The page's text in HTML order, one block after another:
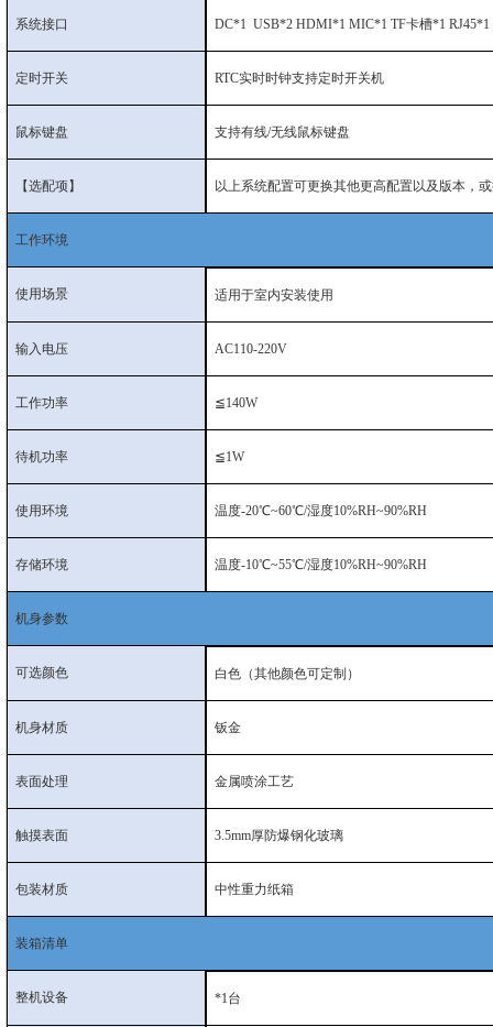
系统接口 DC*1 USB*2 HDMI*1 MIC*1 TF卡槽*1 RJ45*1
定时开关 RTC实时时钟支持定时开关机
鼠标键盘 支持有线/无线鼠标键盘
【选配项】 以上系统配置可更换其他更高配置以及版本，
工作环境
使用场景 适用于室内安装使用
输入电压 AC110-220V
工作功率 ≦140W
待机功率 ≦1W
使用环境 温度‐20℃~60℃/湿度10%RH~90%RH
存储环境 温度‐10℃~55℃/湿度10%RH~90%RH
机身参数
可选颜色 白色（其他颜色可定制）
机身材质 钣金
表面处理 金属喷涂工艺
触摸表面 3.5mm厚防爆钢化玻璃
包装材质 中性重力纸箱
装箱清单
整机设备 *1台